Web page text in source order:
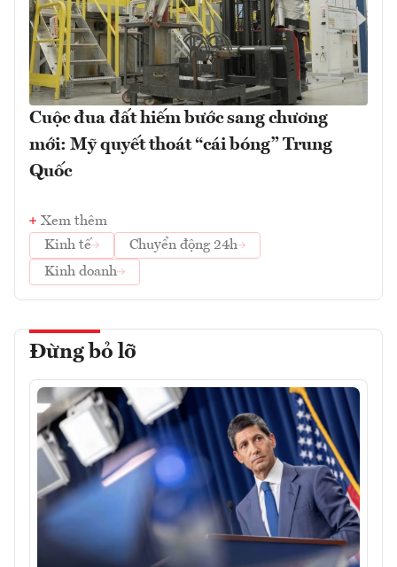
Cuộc đua đất hiếm bước sang chương
mới: Mỹ quyết thoát “cái bóng” Trung
Quốc
Xem thêm
Kinh tế
Chuyển động 24h
Kinh doanh
Đừng bỏ lỡ